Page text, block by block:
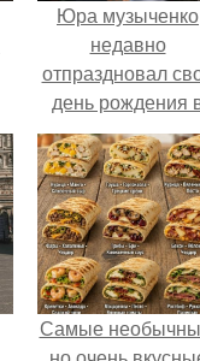
Юра музыченко
недавно
отпраздновал
день рождения
кругу самых
близких и
людей.
Самые